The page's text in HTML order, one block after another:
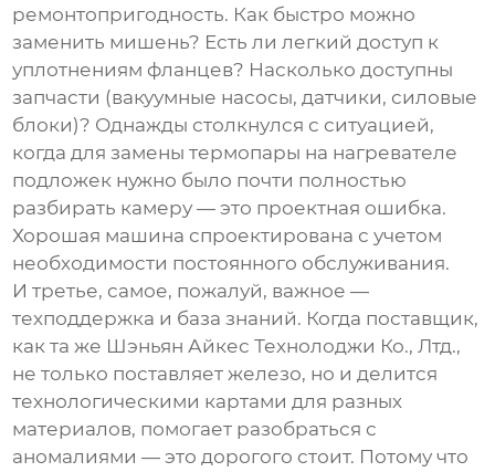
ремонтопригодность. Как быстро можно
заменить мишень? Есть ли легкий доступ к
уплотнениям фланцев? Насколько доступны
запчасти (вакуумные насосы, датчики, силовые
блоки)? Однажды столкнулся с ситуацией,
когда для замены термопары на нагревателе
подложек нужно было почти полностью
разбирать камеру — это проектная ошибка.
Хорошая машина спроектирована с учетом
необходимости постоянного обслуживания.
И третье, самое, пожалуй, важное —
техподдержка и база знаний. Когда поставщик,
как та же Шэньян Айкес Технолоджи Ко., Лтд.,
не только поставляет железо, но и делится
технологическими картами для разных
материалов, помогает разобраться с
аномалиями — это дорогого стоит. Потому что